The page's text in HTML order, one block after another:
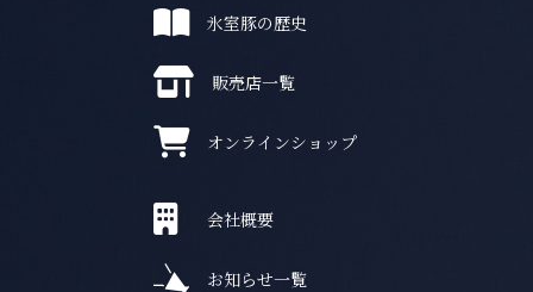
氷室豚の歴史
販売店一覧
オンラインショップ
会社概要
お知らせ一覧